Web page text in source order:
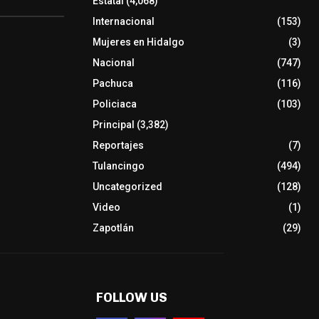
Internacional
(153)
Mujeres en Hidalgo
(3)
Nacional
(747)
Pachuca
(116)
Policiaca
(103)
Principal (3,382)
Reportajes
(7)
Tulancingo
(494)
Uncategorized
(128)
Video
(1)
Zapotlán
(29)
FOLLOW US